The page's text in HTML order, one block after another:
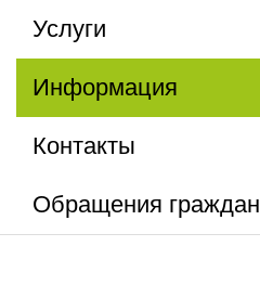
Услуги
Информация
Контакты
Обращения граждан